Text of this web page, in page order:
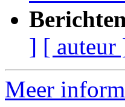
] [ auteur
Meer